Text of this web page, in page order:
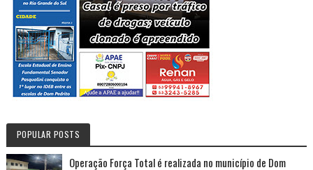
POPULAR POSTS
Operação Força Total é realizada no município de Dom